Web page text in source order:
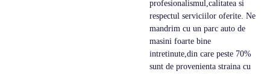
profesionalismul,calitatea si
respectul serviciilor oferite. Ne
mandrim cu un parc auto de
masini foarte bine
intretinute,din care peste 70%
sunt de provenienta straina cu